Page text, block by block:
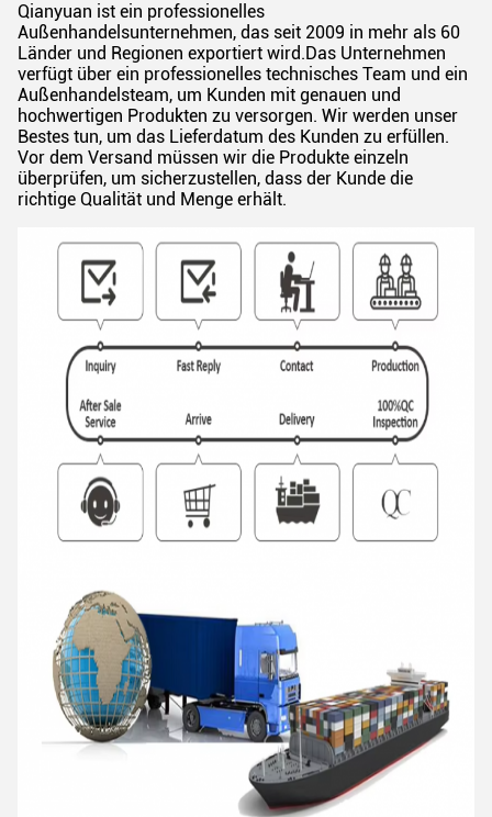
Qianyuan ist ein professionelles
Außenhandelsunternehmen, das seit 2009 in mehr als 60
Länder und Regionen exportiert wird.Das Unternehmen
verfügt über ein professionelles technisches Team und ein
Außenhandelsteam, um Kunden mit genauen und
hochwertigen Produkten zu versorgen. Wir werden unser
Bestes tun, um das Lieferdatum des Kunden zu erfüllen.
Vor dem Versand müssen wir die Produkte einzeln
überprüfen, um sicherzustellen, dass der Kunde die
richtige Qualität und Menge erhält.